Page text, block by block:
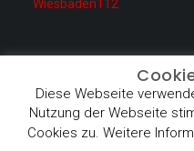
Wiesbaden112
© Feuerwehr
Proudly powered by
Diese Webseite
Nutzung der Webseite
Cookies zu. Weitere